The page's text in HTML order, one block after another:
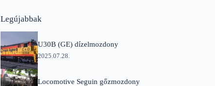
Legújabbak
U30B (GE) dízelmozdony
2025.07.28.
Locomotive Seguin gőzmozdony